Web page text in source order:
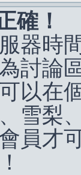
確！
器時
討論
以在
雪梨
員才